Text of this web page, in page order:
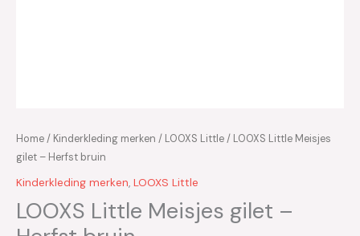
Home/ Kinderkleding merken / LOOXS Little/ LOOXS Little Meisjes
gilet – Herfst bruin
Kinderkleding merken, LOOXS Little
LOOXS Little Meisjes gilet –